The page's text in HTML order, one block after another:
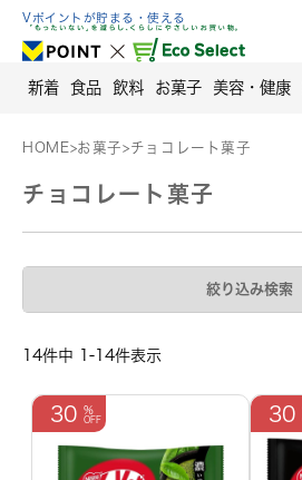
Skip
content
Vポイントが貯まる・使える
新着 食品 飲料 お菓子 美容・健康
HOME>お菓子>チョコレート菓子
チョコレート菓子
絞り込み検索
14件中 1-14件表示
30 30